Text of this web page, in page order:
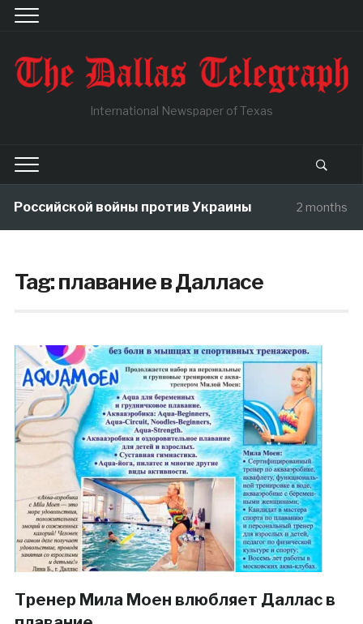
International Newspaper of Texas
Российской войны против Украины 2 months
Tag:плавание в Далласе
Тренер Мила Моен влюбляет Даллас в